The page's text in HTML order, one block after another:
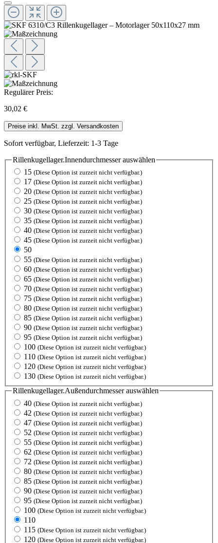
Regulärer Preis:
30,02 €
Preise inkl. MwSt. zzgl. Versandkosten
Sofort verfügbar, Lieferzeit: 1-3 Tage
Rillenkugellager.Innendurchmesserauswählen
15 (Diese Option ist zurzeit nicht verfügbar.)
17 (Diese Option ist zurzeit nicht verfügbar.)
20 (Diese Option ist zurzeit nicht verfügbar.)
25 (Diese Option ist zurzeit nicht verfügbar.)
30 (Diese Option ist zurzeit nicht verfügbar.)
35 (Diese Option ist zurzeit nicht verfügbar.)
40 (Diese Option ist zurzeit nicht verfügbar.)
45 (Diese Option ist zurzeit nicht verfügbar.)
50
55 (Diese Option ist zurzeit nicht verfügbar.)
60 (Diese Option ist zurzeit nicht verfügbar.)
65 (Diese Option ist zurzeit nicht verfügbar.)
70 (Diese Option ist zurzeit nicht verfügbar.)
75 (Diese Option ist zurzeit nicht verfügbar.)
80 (Diese Option ist zurzeit nicht verfügbar.)
85 (Diese Option ist zurzeit nicht verfügbar.)
90 (Diese Option ist zurzeit nicht verfügbar.)
95 (Diese Option ist zurzeit nicht verfügbar.)
100 (Diese Option ist zurzeit nicht verfügbar.)
110 (Diese Option ist zurzeit nicht verfügbar.)
120 (Diese Option ist zurzeit nicht verfügbar.)
130 (Diese Option ist zurzeit nicht verfügbar.)
Rillenkugellager.Außendurchmesserauswählen
40 (Diese Option ist zurzeit nicht verfügbar.)
42 (Diese Option ist zurzeit nicht verfügbar.)
47 (Diese Option ist zurzeit nicht verfügbar.)
52 (Diese Option ist zurzeit nicht verfügbar.)
55 (Diese Option ist zurzeit nicht verfügbar.)
62 (Diese Option ist zurzeit nicht verfügbar.)
72 (Diese Option ist zurzeit nicht verfügbar.)
80 (Diese Option ist zurzeit nicht verfügbar.)
85 (Diese Option ist zurzeit nicht verfügbar.)
90 (Diese Option ist zurzeit nicht verfügbar.)
95 (Diese Option ist zurzeit nicht verfügbar.)
100 (Diese Option ist zurzeit nicht verfügbar.)
110
115 (Diese Option ist zurzeit nicht verfügbar.)
120 (Diese Option ist zurzeit nicht verfügbar.)